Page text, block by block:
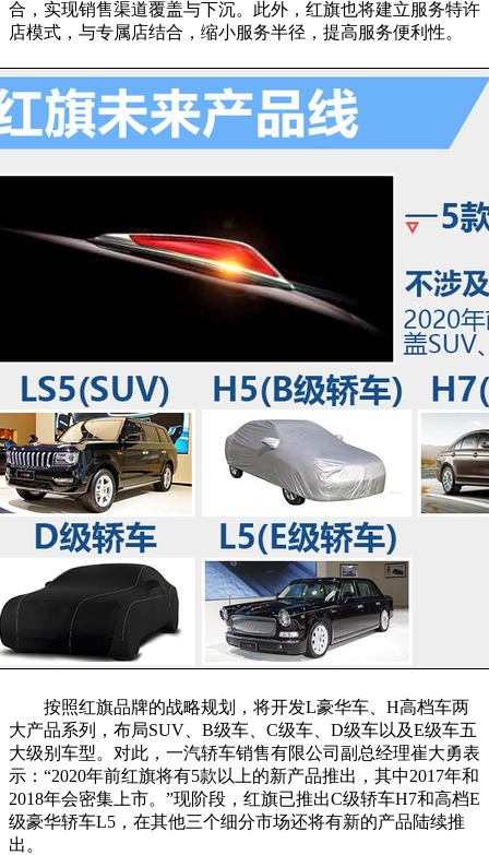
合，实现销售渠道覆盖与下沉。此外，红旗也将建立服务特许
店模式，与专属店结合，缩小服务半径，提高服务便利性。
按照红旗品牌的战略规划，将开发L豪华车、H高档车两
大产品系列，布局SUV、B级车、C级车、D级车以及E级车五
大级别车型。对此，一汽轿车销售有限公司副总经理崔大勇表
示：“2020年前红旗将有5款以上的新产品推出，其中2017年和
2018年会密集上市。”现阶段，红旗已推出C级轿车H7和高档E
级豪华轿车L5，在其他三个细分市场还将有新的产品陆续推
出。